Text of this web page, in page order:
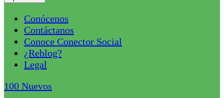
Conócenos
Contáctanos
Conoce Conector Social
¿Reblog?
Legal
100 Nuevos